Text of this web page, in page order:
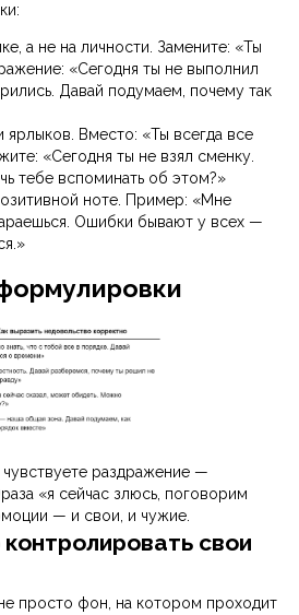
а не на личности. Замените: «Ты
«Сегодня ты не выполнил
Давай подумаем, почему так
ярлыков. Вместо: «Ты всегда все
«Сегодня ты не взял сменку.
тебе вспоминать об этом?»
ноте. Пример: «Мне
Ошибки бывают у всех —
раздражение —
«я сейчас злюсь, поговорим
— и свои, и чужие.
свои
просто фон, на котором проходит